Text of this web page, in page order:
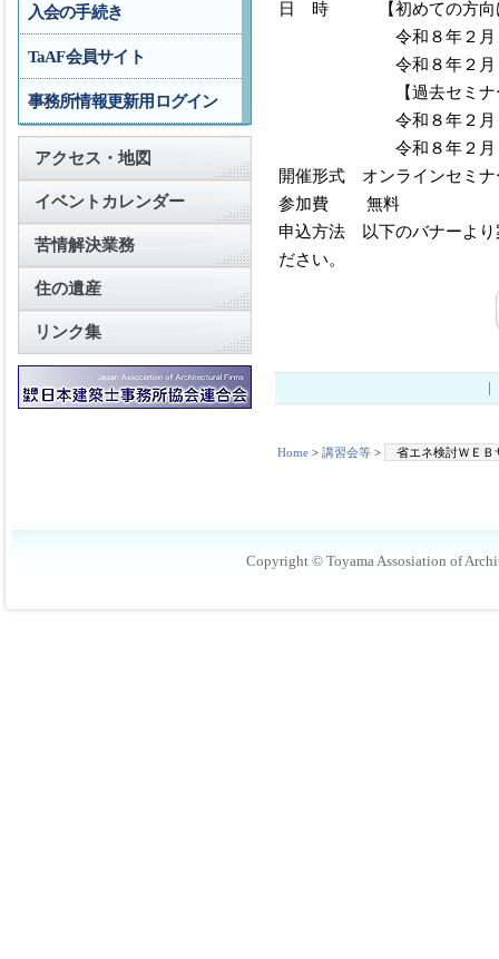
日 時 【初めての方向
令和８年２月１３日
令和８年２月１７日
【過去セミナー参
令和８年２月１３日
令和８年２月１９日
開催形式 オンラインセミナ
参加費 無料
申込方法 以下のバナーより
ださい。
Home > 講習会等 > 省エネ検討ＷＥＢ
入会の手続き
TaAF会員サイト
事務所情報更新用ログイン
アクセス・地図
イベントカレンダー
苦情解決業務
住の遺産
リンク集
Copyright © Toyama Assosiation of